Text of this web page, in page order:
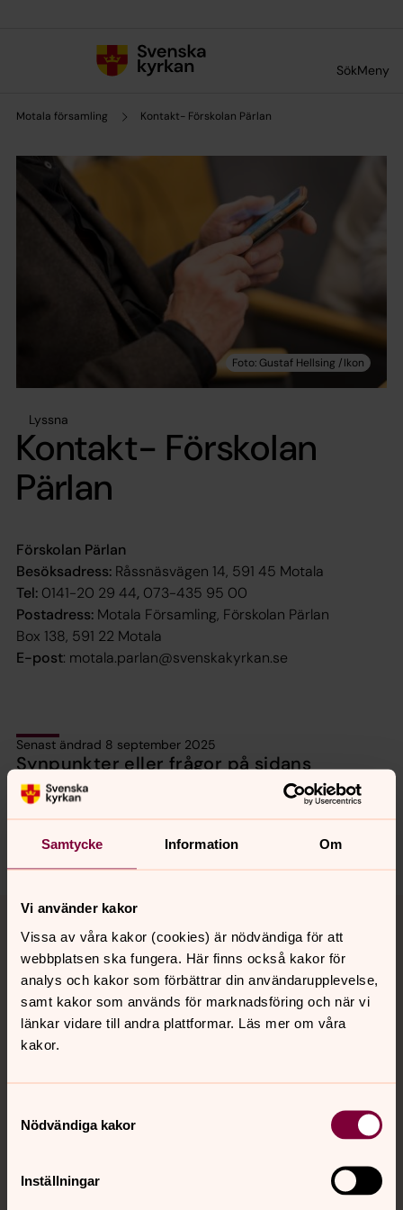
Samtycke Information Om
Vi använder kakor
Vissa av våra kakor (cookies) är nödvändiga för att
webbplatsen ska fungera. Här finns också kakor för
analys och kakor som förbättrar din användarupplevelse,
samt kakor som används för marknadsföring och när vi
länkar vidare till andra plattformar. Läs mer om våra
kakor.
Nödvändiga kakor
Inställningar
SökMeny
Motala församling Kontakt- Förskolan Pärlan
Lyssna
Kontakt- Förskolan
Pärlan
Förskolan Pärlan
Besöksadress: Råssnäsvägen 14, 591 45 Motala
Tel: 0141-20 29 44, 073-435 95 00
Postadress: Motala Församling, Förskolan Pärlan
Box 138, 591 22 Motala
E-post: motala.parlan@svenskakyrkan.se
Senast ändrad 8 september 2025
Synpunkter eller frågor på sidans
innehåll?
motala.forsamling@svenskakyrkan.se
Dela
Tillbaka till toppen
Tillbaka till innehållet
Kontakt
Hitta snabbt
Sociala kanaler